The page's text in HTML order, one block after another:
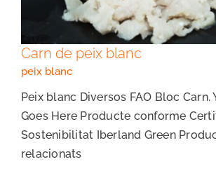
Carn de peix blanc
peix blanc
Peix blanc Diversos FAO Bloc Carn.
Goes Here Producte conforme
Sostenibilitat Iberland Green
relacionats